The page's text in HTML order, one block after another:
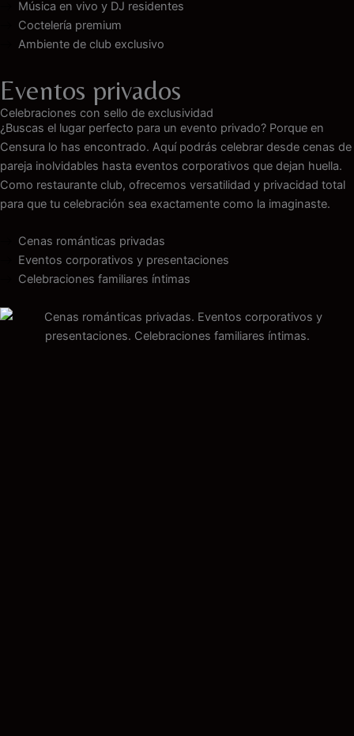
Música en vivo y DJ residentes
Coctelería premium
Ambiente de club exclusivo
Eventos privados
Celebraciones con sello de exclusividad
¿Buscas el lugar perfecto para un evento privado? Porque en
Censura lo has encontrado. Aquí podrás celebrar desde cenas de
pareja inolvidables hasta eventos corporativos que dejan huella.
Como restaurante club, ofrecemos versatilidad y privacidad total
para que tu celebración sea exactamente como la imaginaste.
Cenas románticas privadas
Eventos corporativos y presentaciones
Celebraciones familiares íntimas